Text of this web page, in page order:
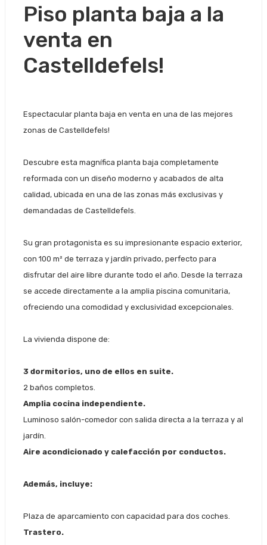
Piso planta baja a la
venta en
Castelldefels!
Espectacular planta baja en venta en una de las mejores
zonas de Castelldefels!
Descubre esta magnífica planta baja completamente
reformada con un diseño moderno y acabados de alta
calidad, ubicada en una de las zonas más exclusivas y
demandadas de Castelldefels.
Su gran protagonista es su impresionante espacio exterior,
con 100 m² de terraza y jardín privado, perfecto para
disfrutar del aire libre durante todo el año. Desde la terraza
se accede directamente a la amplia piscina comunitaria,
ofreciendo una comodidad y exclusividad excepcionales.
La vivienda dispone de:
3 dormitorios, uno de ellos en suite.
2 baños completos.
Amplia cocina independiente.
Luminoso salón-comedor con salida directa a la terraza y al
jardín.
Aire acondicionado y calefacción por conductos.
Además, incluye:
Plaza de aparcamiento con capacidad para dos coches.
Trastero.